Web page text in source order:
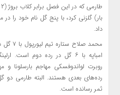
بار) گلزنی کرد، با پنج گل نام خود را
داد.
محمد
امباپه با ۶ گل در رده دوم
روبرت لواندوفسکی مهاجم بارسلونا
رده‌های بعدی هستند. البته طارمی دو
ثمر رسانده است.